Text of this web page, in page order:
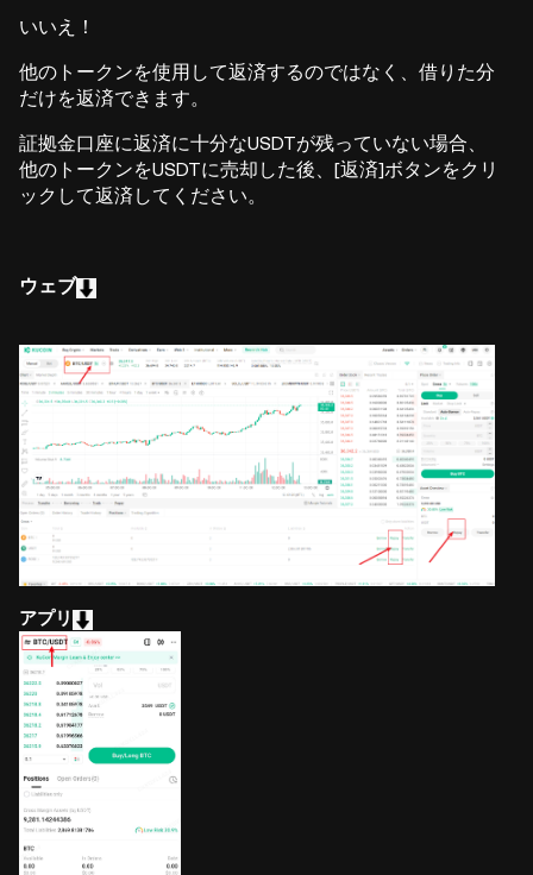
いいえ！
他のトークンを使用して返済するのではなく、借りた分
だけを返済できます。
証拠金口座に返済に十分なUSDTが残っていない場合、
他のトークンをUSDTに売却した後、[返済]ボタンをクリ
ックして返済してください。
ウェブ
アプリ